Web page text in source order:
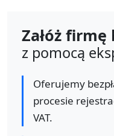
Załóż firmę
z pomocą
Oferujemy
procesie
VAT.